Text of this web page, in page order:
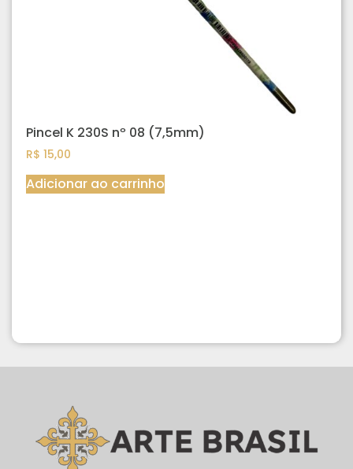
Pincel K 230S nº 08 (7,5mm)
R$ 15,00
Adicionar ao carrinho